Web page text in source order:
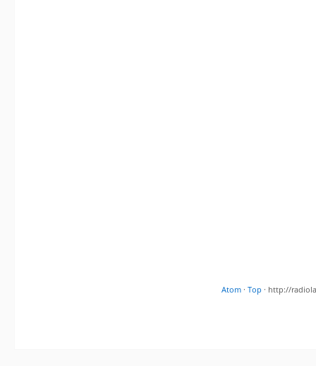
Atom · Top · http://